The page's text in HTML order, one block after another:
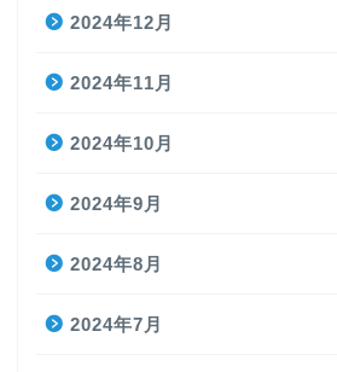
2024年12月
2024年11月
2024年10月
2024年9月
2024年8月
2024年7月